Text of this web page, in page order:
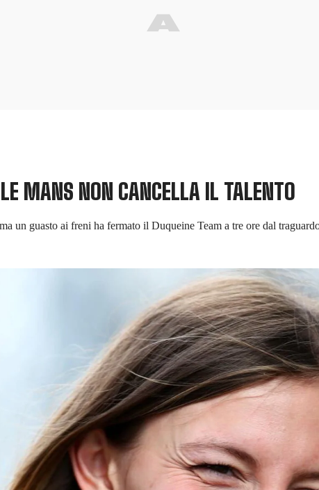
MANS NON CANCELLA IL TALENTO
un guasto ai freni ha fermato il Duqueine Team a tre ore dal